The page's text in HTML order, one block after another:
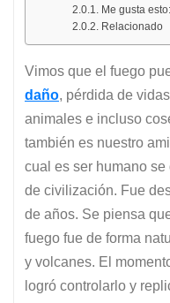
Me gusta esto:
Relacionado
Vimos que el fuego
daño, pérdida de
animales e incluso
también es nuestro
cual es ser humano
de civilización. Fue
de años. Se piensa
fuego fue de forma
y volcanes. El
logró controlarlo y